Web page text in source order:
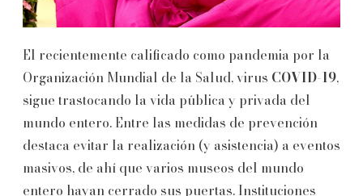
El recientemente calificado como pandemia por la
Organización Mundial de la Salud, virus COVID-19,
sigue trastocando la vida pública y privada del
mundo entero. Entre las medidas de prevención
destaca evitar la realización (y asistencia) a eventos
masivos, de ahí que varios museos del mundo
entero hayan cerrado sus puertas. Instituciones